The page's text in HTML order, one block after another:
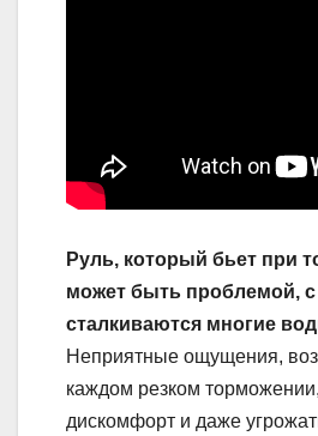
Руль, который бьет при
может быть проблемой, с
сталкиваются многие
Неприятные ощущения,
каждом резком
дискомфорт и даже